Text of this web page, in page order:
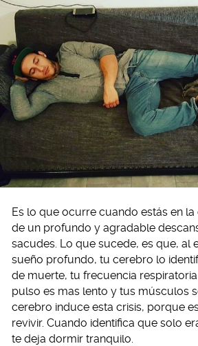
Es lo que ocurre cuando estás en
de un profundo y agradable
sacudes. Lo que sucede, es que, al
sueño profundo, tu cerebro lo
de muerte, tu frecuencia
pulso es mas lento y tus músculos
cerebro induce esta crisis, porque
revivir. Cuando identifica que solo
te deja dormir tranquilo.